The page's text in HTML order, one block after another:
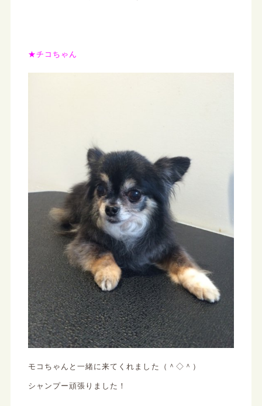
★チコちゃん
モコちゃんと一緒に来てくれました（＾◇＾）
シャンプー頑張りました！